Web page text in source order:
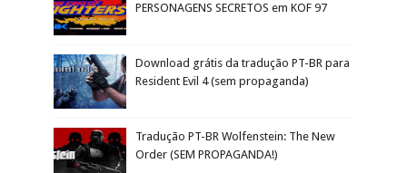
PERSONAGENS SECRETOS em KOF 97
Download grátis da tradução PT-BR para
Resident Evil 4 (sem propaganda)
Tradução PT-BR Wolfenstein: The New
Order (SEM PROPAGANDA!)